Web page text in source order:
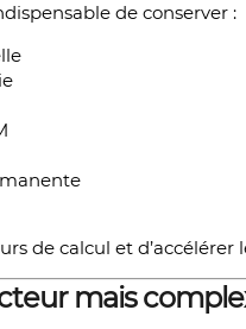
de conserver :
de calcul et d’accélérer
mais